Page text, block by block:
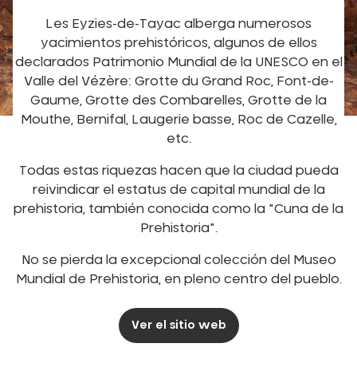
Les Eyzies-de-Tayac alberga numerosos
yacimientos prehistóricos, algunos de ellos
declarados Patrimonio Mundial de la UNESCO en el
Valle del Vézère: Grotte du Grand Roc, Font-de-
Gaume, Grotte des Combarelles, Grotte de la
Mouthe, Bernifal, Laugerie basse, Roc de Cazelle,
etc.
Todas estas riquezas hacen que la ciudad pueda
reivindicar el estatus de capital mundial de la
prehistoria, también conocida como la "Cuna de la
Prehistoria".
No se pierda la excepcional colección del Museo
Mundial de Prehistoria, en pleno centro del pueblo.
Ver el sitio web